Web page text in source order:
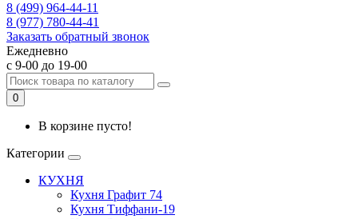
8 (499) 964-44-11
8 (977) 780-44-41
Заказать обратный звонок
Ежедневно
с 9-00 до 19-00
0
В корзине пусто!
Категории
КУХНЯ
Кухня Графит 74
Кухня Тиффани-19